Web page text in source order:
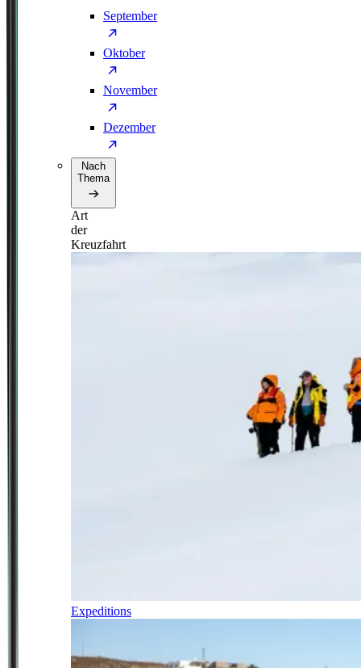
September
Oktober
November
Dezember
Nach
Thema
Art
der
Kreuzfahrt
Expeditions